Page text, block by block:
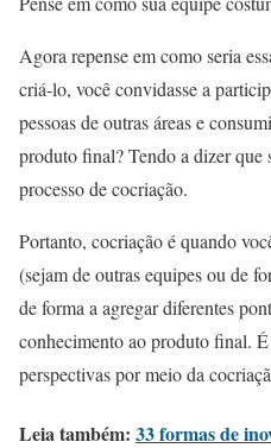
Agora repense em como seria
criá-lo, você convidasse a
pessoas de outras áreas e
produto final? Tendo a dizer que
processo de cocriação.
Portanto, cocriação é quando
(sejam de outras equipes ou de
de forma a agregar diferentes
conhecimento ao produto final.
perspectivas por meio da
Leia também: 33 formas de